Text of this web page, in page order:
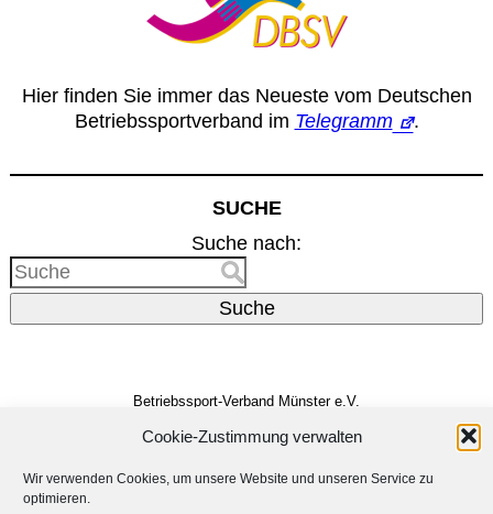
Cookie-Zustimmung verwalten
Wir verwenden Cookies, um unsere Website und unseren Service zu
optimieren.
Hier finden Sie immer das Neueste vom Deutschen
Betriebssportverband im Telegramm .
SUCHE
Suche nach:
Suche
Betriebssport-Verband Münster e.V.
48159 Münster
E-Mail: info@bsv-muenster.de